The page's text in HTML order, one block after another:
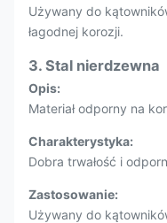
Używany do
łagodnej korozji.
3. Stal nierdzewna
Opis:
Materiał odporny na
Charakterystyka:
Dobra trwałość i
Zastosowanie:
Używany do